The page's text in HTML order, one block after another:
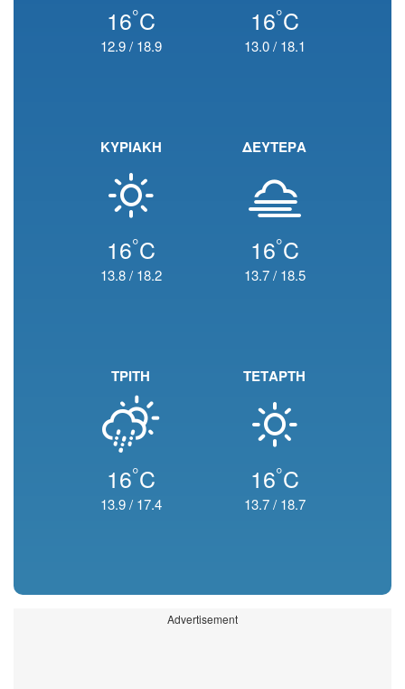
16°C
12.9/ 18.9
16°C
13.0/ 18.1
ΚΥΡΙΑΚΗ
16°C
13.8/ 18.2
ΔΕΥΤΕΡΑ
16°C
13.7/ 18.5
ΤΡΙΤΗ
16°C
13.9/ 17.4
ΤΕΤΑΡΤΗ
16°C
13.7/ 18.7
Advertisement